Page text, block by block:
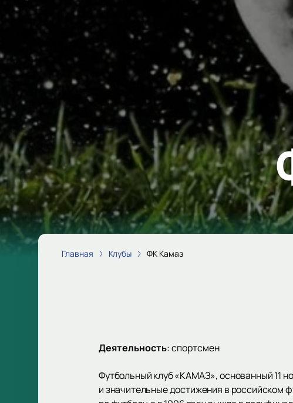
Главная Клубы ФК Камаз
Деятельность:спортсмен
Футбольный клуб «КАМАЗ», основанный 11
и значительные достижения в российском